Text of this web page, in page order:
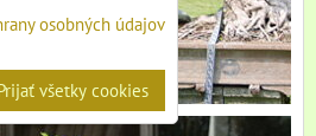
osobných údajov
všetky cookies